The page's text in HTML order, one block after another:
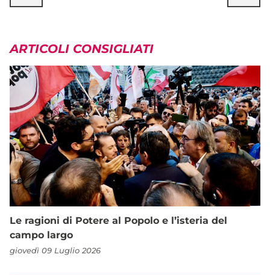
ARTICOLI CONSIGLIATI
Le ragioni di Potere al Popolo e l’isteria del
campo largo
giovedì 09 Luglio 2026